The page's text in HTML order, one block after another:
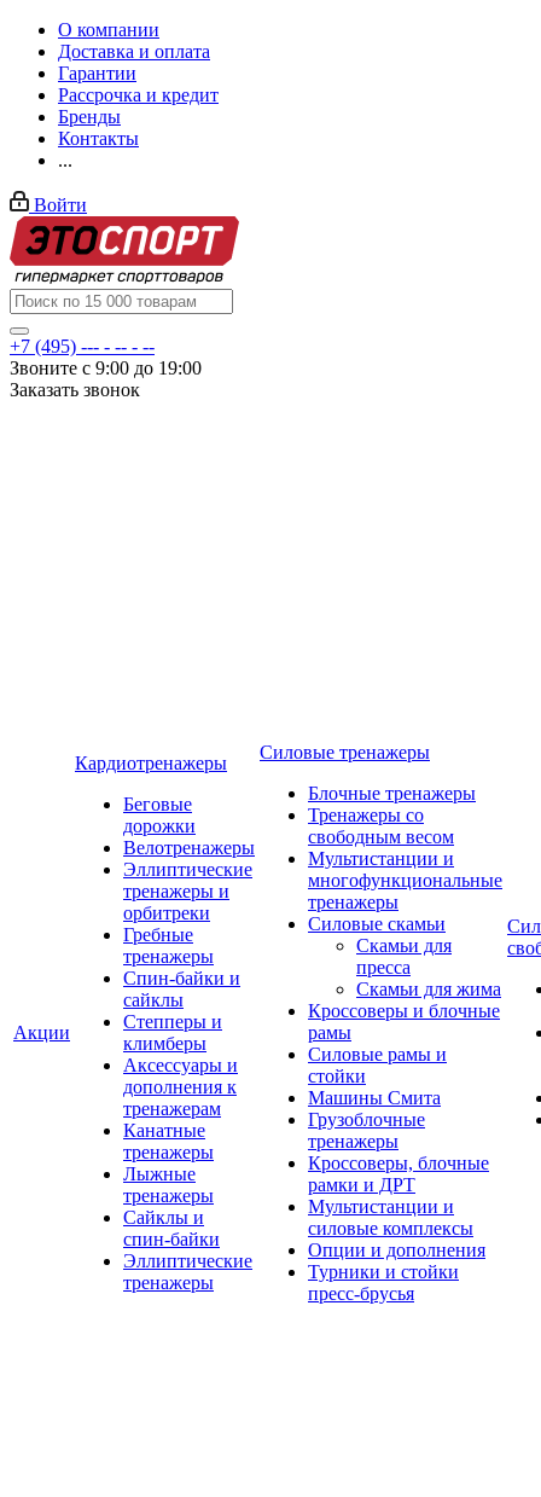
О компании
Доставка и оплата
Гарантии
Рассрочка и кредит
Бренды
Контакты
...
Войти
+7 (495) --- - -- - --
Звоните с 9:00 до 19:00
Заказать звонок
Акции
Кардиотренажеры
Беговые
дорожки
Велотренажеры
Эллиптические
тренажеры и
орбитреки
Гребные
тренажеры
Спин-байки и
сайклы
Степперы и
климберы
Аксессуары и
дополнения к
тренажерам
Канатные
тренажеры
Лыжные
тренажеры
Сайклы и
спин-байки
Эллиптические
тренажеры
Силовые тренажеры
Блочные тренажеры
Тренажеры со
свободным весом
Мультистанции и
многофункциональные
тренажеры
Силовые скамьи
Скамьи для
пресса
Скамьи для жима
Кроссоверы и блочные
рамы
Силовые рамы и
стойки
Машины Смита
Грузоблочные
тренажеры
Кроссоверы, блочные
рамки и ДРТ
Мультистанции и
силовые комплексы
Опции и дополнения
Турники и стойки
пресс-брусья